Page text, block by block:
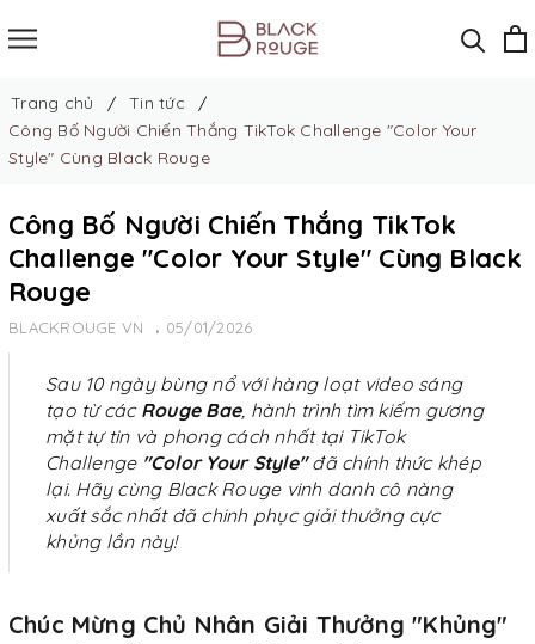
Trang chủ
Tin tức
Công Bố Người Chiến Thắng TikTok Challenge "Color Your
Style" Cùng Black Rouge
Công Bố Người Chiến Thắng TikTok
Challenge "Color Your Style" Cùng Black
Rouge
BLACKROUGE VN 05/01/2026
Sau 10 ngày bùng nổ với hàng loạt video sáng
tạo từ các Rouge Bae, hành trình tìm kiếm gương
mặt tự tin và phong cách nhất tại TikTok
Challenge "Color Your Style"đã chính thức khép
lại. Hãy cùng Black Rouge vinh danh cô nàng
xuất sắc nhất đã chinh phục giải thưởng cực
khủng lần này!
Chúc Mừng Chủ Nhân Giải Thưởng "Khủng"